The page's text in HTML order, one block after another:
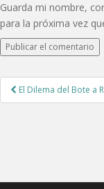
Guarda mi nombre,
para la próxima vez
Post
navigation
El Dilema del Bote a